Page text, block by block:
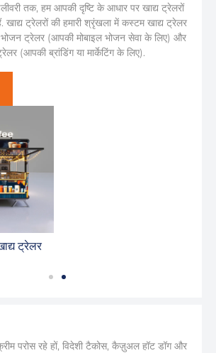
तक, हम आपकी दृष्टि के आधार पर खाद्य ट्रेलरों
ट्रेलरों की हमारी श्रृंखला में कस्टम खाद्य ट्रेलर
भोजन ट्रेलर (आपकी मोबाइल भोजन सेवा के लिए) और
(आपकी ब्रांडिंग या मार्केटिंग के लिए).
परोस रहे हों, विदेशी टैकोस, कैज़ुअल हॉट डॉग और